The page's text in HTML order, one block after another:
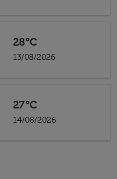
28°C
13/08/2026
27°C
14/08/2026